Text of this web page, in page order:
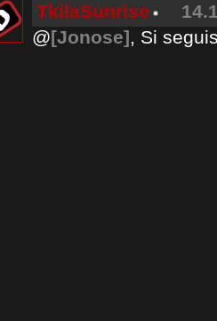
TkilaSunrise
@[Jonose], Si